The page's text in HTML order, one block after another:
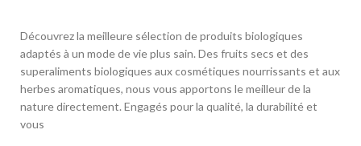
Découvrez la meilleure sélection de produits biologiques
adaptés à un mode de vie plus sain. Des fruits secs et des
superaliments biologiques aux cosmétiques nourrissants et aux
herbes aromatiques, nous vous apportons le meilleur de la
nature directement. Engagés pour la qualité, la durabilité et
vous